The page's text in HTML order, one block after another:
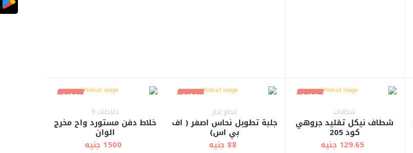
جديد
شطفات
شطاف نيكل تقليد جروهي
كود 205
129.65 جنيه
جديد
قطع غيار
جلبة تطويل نحاس اصفر ( اف
بي اس)
88 جنيه
جديد
خلاطات 9
خلاط دفن مستورد واح مخرج
الوان
1500 جنيه